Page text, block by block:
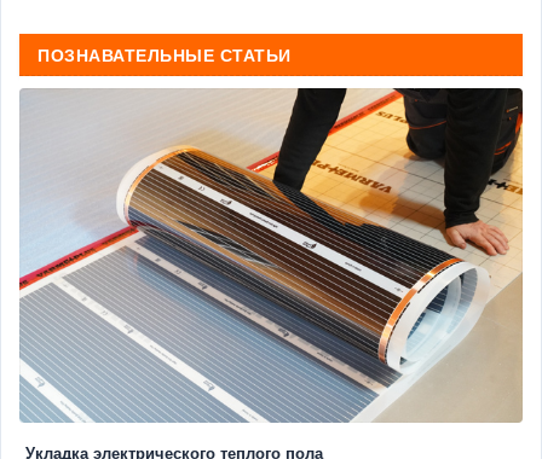
ПОЗНАВАТЕЛЬНЫЕ СТАТЬИ
Укладка электрического теплого пола